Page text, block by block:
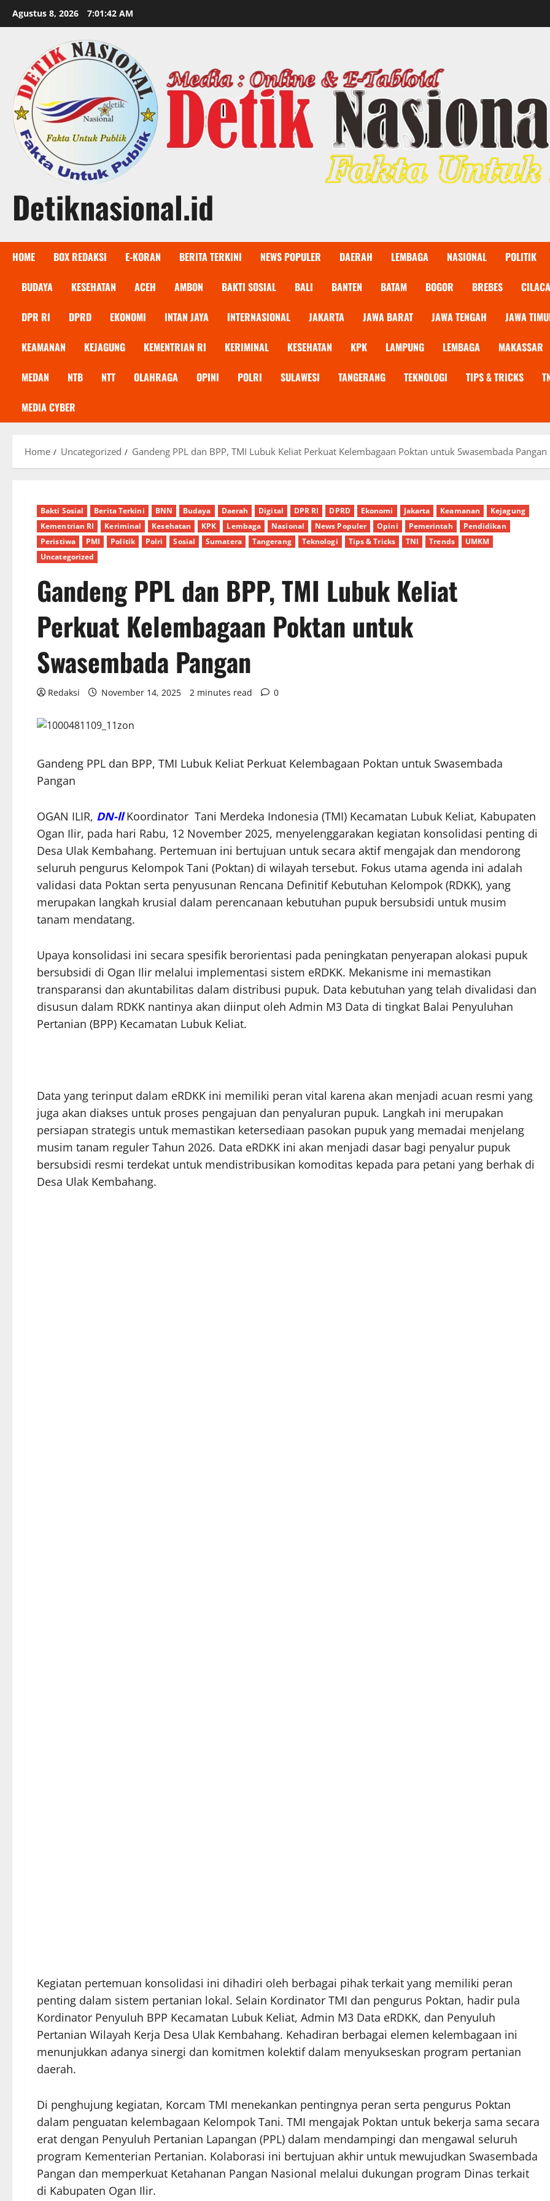
Agustus 8, 2026 7:01:43 AM
Detiknasional.id
HOME BOX REDAKSI E-KORAN BERITA TERKINI NEWS POPULER DAERAH LEMBAGA NASIONAL POLITIK
BUDAYA KESEHATAN ACEH AMBON BAKTI SOSIAL BALI BANTEN BATAM BOGOR BREBES
DPR RI DPRD EKONOMI INTAN JAYA INTERNASIONAL JAKARTA JAWA BARAT JAWA TENGAH JAWA
KEAMANAN KEJAGUNG KEMENTRIAN RI KERIMINAL KESEHATAN KPK LAMPUNG LEMBAGA MAKASSAR
MEDAN NTB NTT OLAHRAGA OPINI POLRI SULAWESI TANGERANG TEKNOLOGI TIPS & TRICKS
MEDIA CYBER
Home Uncategorized Gandeng PPL dan BPP, TMI Lubuk Keliat Perkuat Kelembagaan Poktan untuk Swasembada Pangan
Bakti Sosial Berita Terkini BNN Budaya Daerah Digital DPR RI DPRD Ekonomi Jakarta Keamanan
Kejagung
Kementrian RI
Keriminal Kesehatan KPK Lembaga Nasional News Populer Opini Pemerintah
Pendidikan
Peristiwa
PMI Politik Polri Sosial Sumatera Tangerang Teknologi Tips & Tricks TNI Trends
UMKM
Uncategorized
Gandeng PPL dan BPP, TMI Lubuk Keliat
Perkuat Kelembagaan Poktan untuk
Swasembada Pangan
Redaksi November 14, 2025 2 minutes read 0
Gandeng PPL dan BPP, TMI Lubuk Keliat Perkuat Kelembagaan Poktan untuk Swasembada
Pangan
OGAN ILIR, DN-llKoordinator Tani Merdeka Indonesia (TMI) Kecamatan Lubuk Keliat, Kabupaten
Ogan Ilir, pada hari Rabu, 12 November 2025, menyelenggarakan kegiatan konsolidasi penting di
Desa Ulak Kembahang. Pertemuan ini bertujuan untuk secara aktif mengajak dan mendorong
seluruh pengurus Kelompok Tani (Poktan) di wilayah tersebut. Fokus utama agenda ini adalah
validasi data Poktan serta penyusunan Rencana Definitif Kebutuhan Kelompok (RDKK), yang
merupakan langkah krusial dalam perencanaan kebutuhan pupuk bersubsidi untuk musim
tanam mendatang.
​Upaya konsolidasi ini secara spesifik berorientasi pada peningkatan penyerapan alokasi pupuk
bersubsidi di Ogan Ilir melalui implementasi sistem eRDKK. Mekanisme ini memastikan
transparansi dan akuntabilitas dalam distribusi pupuk. Data kebutuhan yang telah divalidasi dan
disusun dalam RDKK nantinya akan diinput oleh Admin M3 Data di tingkat Balai Penyuluhan
Pertanian (BPP) Kecamatan Lubuk Keliat.
​Data yang terinput dalam eRDKK ini memiliki peran vital karena akan menjadi acuan resmi yang
juga akan diakses untuk proses pengajuan dan penyaluran pupuk. Langkah ini merupakan
persiapan strategis untuk memastikan ketersediaan pasokan pupuk yang memadai menjelang
musim tanam reguler Tahun 2026. Data eRDKK ini akan menjadi dasar bagi penyalur pupuk
bersubsidi resmi terdekat untuk mendistribusikan komoditas kepada para petani yang berhak di
Desa Ulak Kembahang.
​Kegiatan pertemuan konsolidasi ini dihadiri oleh berbagai pihak terkait yang memiliki peran
penting dalam sistem pertanian lokal. Selain Kordinator TMI dan pengurus Poktan, hadir pula
Kordinator Penyuluh BPP Kecamatan Lubuk Keliat, Admin M3 Data eRDKK, dan Penyuluh
Pertanian Wilayah Kerja Desa Ulak Kembahang. Kehadiran berbagai elemen kelembagaan ini
menunjukkan adanya sinergi dan komitmen kolektif dalam menyukseskan program pertanian
daerah.
​Di penghujung kegiatan, Korcam TMI menekankan pentingnya peran serta pengurus Poktan
dalam penguatan kelembagaan Kelompok Tani. TMI mengajak Poktan untuk bekerja sama secara
erat dengan Penyuluh Pertanian Lapangan (PPL) dalam mendampingi dan mengawal seluruh
program Kementerian Pertanian. Kolaborasi ini bertujuan akhir untuk mewujudkan Swasembada
Pangan dan memperkuat Ketahanan Pangan Nasional melalui dukungan program Dinas terkait
di Kabupaten Ogan Ilir.